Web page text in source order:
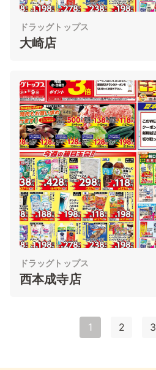
ドラッグトップス
大崎店
ドラッグトップス
西本成寺店
1 2 3